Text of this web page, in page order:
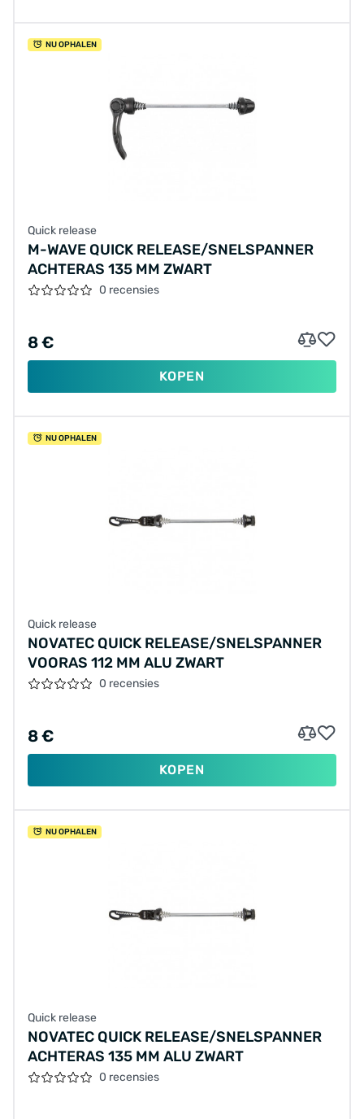
NU OPHALEN
Quick release
M-WAVE QUICK RELEASE/SNELSPANNER
ACHTERAS 135 MM ZWART
0 recensies
8 €
KOPEN
NU OPHALEN
Quick release
NOVATEC QUICK RELEASE/SNELSPANNER
VOORAS 112 MM ALU ZWART
0 recensies
8 €
KOPEN
NU OPHALEN
Quick release
NOVATEC QUICK RELEASE/SNELSPANNER
ACHTERAS 135 MM ALU ZWART
0 recensies